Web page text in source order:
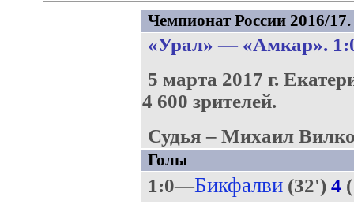
Чемпионат России 2016/
«Урал» — «Амкар».
5 марта 2017 г.
4 600 зрителей.
Судья – Михаил
Голы
1:0—Бикфалви(32') 4 (